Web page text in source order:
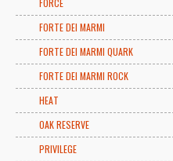
FORTE DEI MARMI
FORTE DEI MARMI QUARK
FORTE DEI MARMI ROCK
HEAT
OAK RESERVE
PRIVILEGE